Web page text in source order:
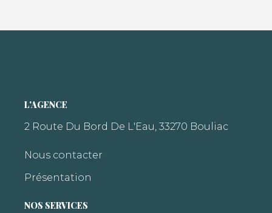
L'AGENCE
2 Route Du Bord De L'Eau, 33270 Bouliac
Nous contacter
Présentation
NOS SERVICES